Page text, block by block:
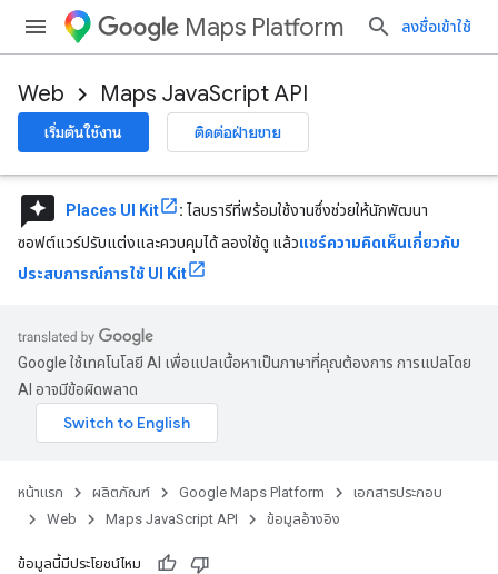
Maps Platform ลงชื่อเข้าใช้
Web Maps JavaScript API
เริ่มต้นใช้งาน ติดต่อฝ่ายขาย
reviews Places UI Kit : ไลบรารีที่พร้อมใช้งานซึ่งช่วยให้นักพัฒนา
ซอฟต์แวร์ปรับแต่งและควบคุมได้ ลองใช้ดู แล้วแชร์ความคิดเห็นเกี่ยวกับ
ประสบการณ์การใช้ UI Kit
Google ใช้เทคโนโลยี AI เพื่อแปลเนื้อหาเป็นภาษาที่คุณต้องการ การแปลโดย
AI อาจมีข้อผิดพลาด
หน้าแรก ผลิตภัณฑ์ Google Maps Platform
เอกสารประกอบ
Web
Maps JavaScript API ข้อมูลอ้างอิง
ข้อมูลนี้มีประโยชน์ไหม